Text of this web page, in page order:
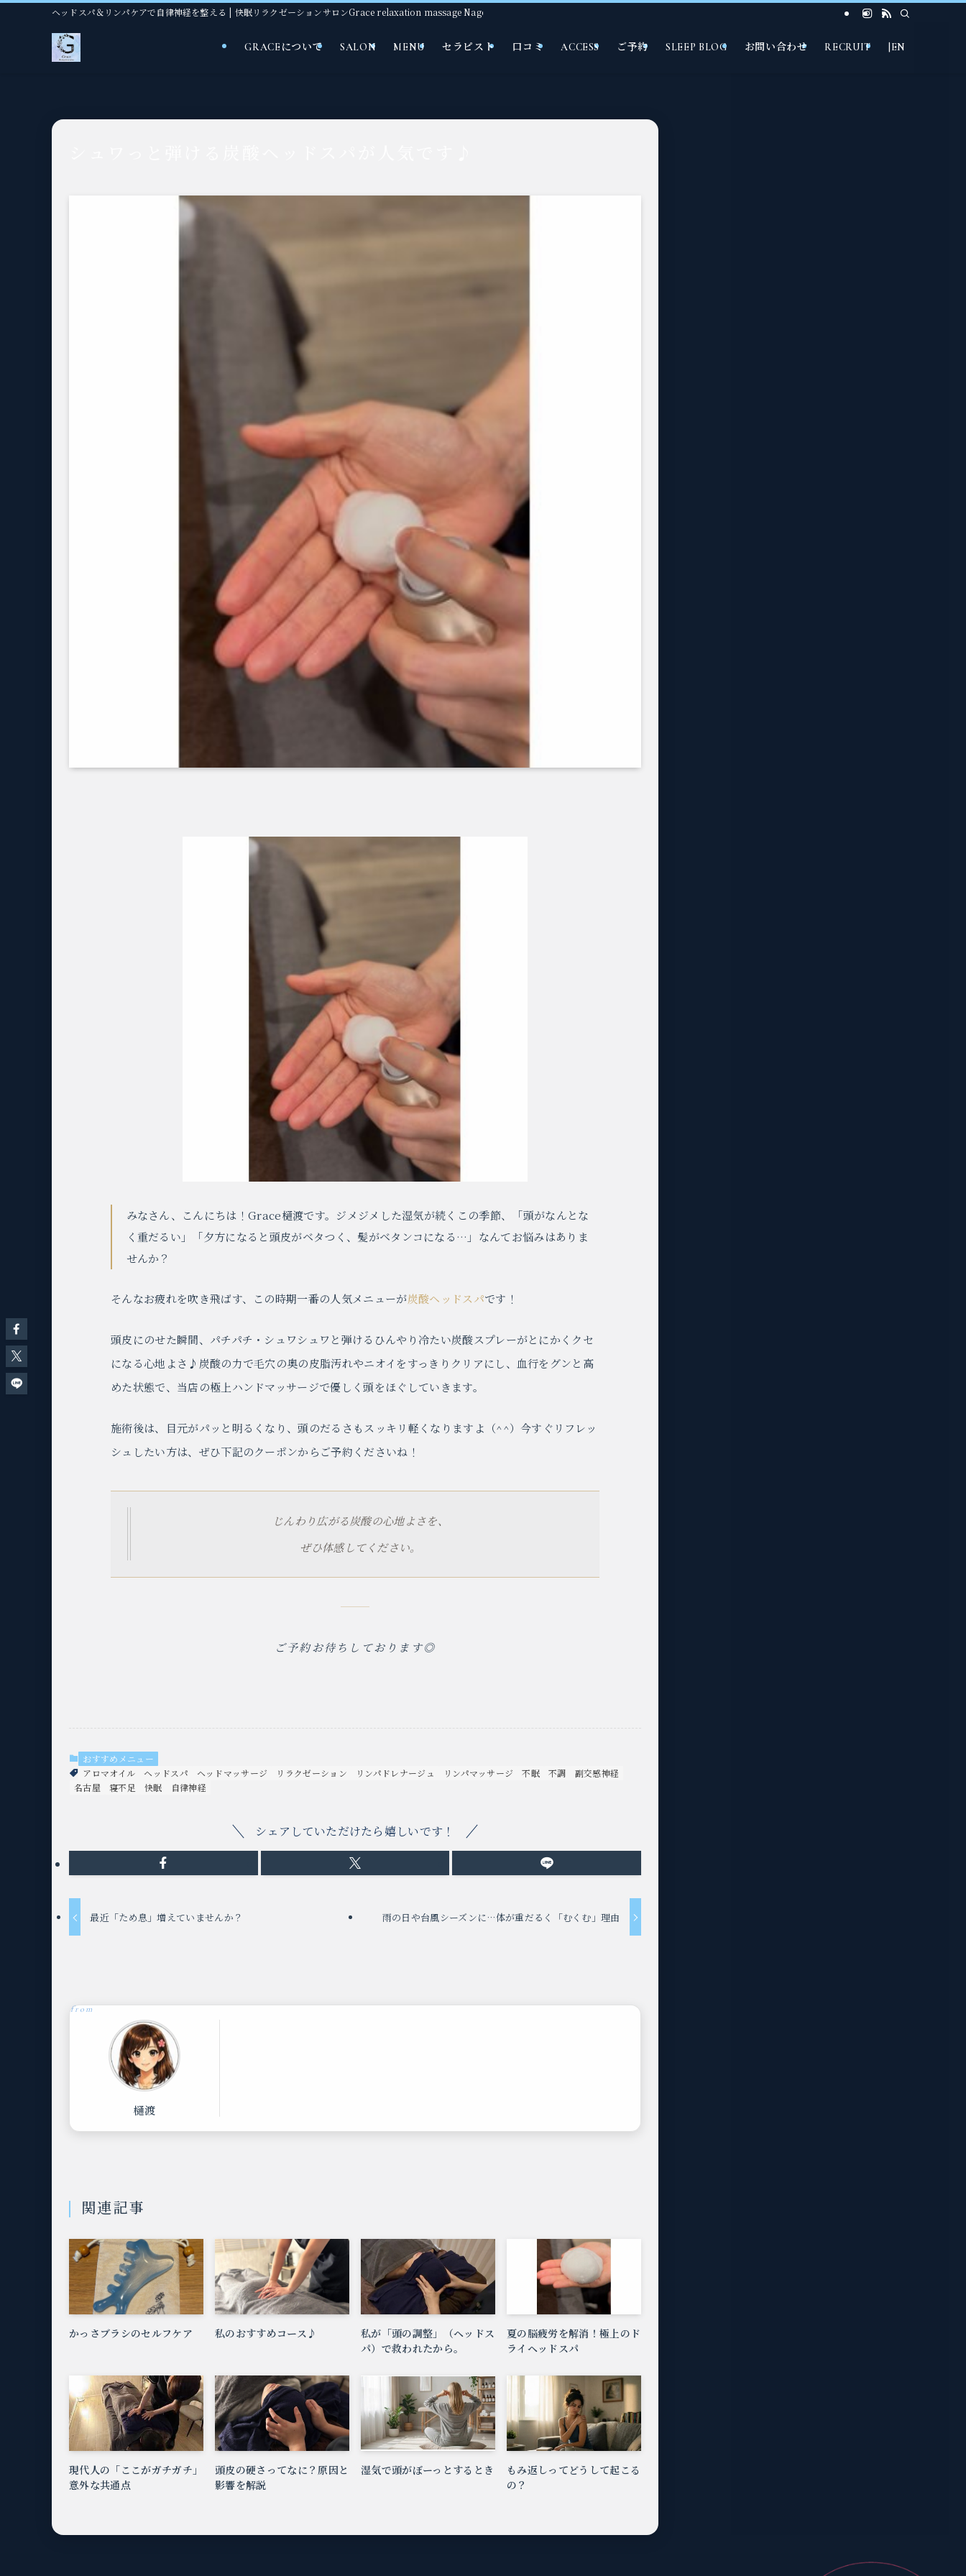
ヘッドスパ＆リンパケアで自律神経を整える | 快眠リラクゼーションサロンGrace relaxation massage Nagoya
GRACEについて SALON MENU セラピスト 口コミ ACCESS ご予約 SLEEP BLOG お問い合わせ RECRUIT |EN
みなさん、こんにちは！Grace樋渡です。ジメジメした湿気が続くこの季節、「頭がなんとな
く重だるい」「夕方になると頭皮がベタつく、髪がベタンコになる…」なんてお悩みはありま
せんか？
そんなお疲れを吹き飛ばす、この時期一番の人気メニューが炭酸ヘッドスパです！
頭皮にのせた瞬間、パチパチ・シュワシュワと弾けるひんやり冷たい炭酸スプレーがとにかくクセ
になる心地よさ♪炭酸の力で毛穴の奥の皮脂汚れやニオイをすっきりクリアにし、血行をグンと高
めた状態で、当店の極上ハンドマッサージで優しく頭をほぐしていきます。
施術後は、目元がパッと明るくなり、頭のだるさもスッキリ軽くなりますよ（^^）今すぐリフレッ
シュしたい方は、ぜひ下記のクーポンからご予約くださいね！
じんわり広がる炭酸の心地よさを、
ぜひ体感してください。
ご予約お待ちしております◎
おすすめメニュー
アロマオイル
ヘッドスパ ヘッドマッサージ リラクゼーション リンパドレナージュ リンパマッサージ 不眠 不調
副交感神経
名古屋
寝不足 快眠 自律神経
シェアしていただけたら嬉しいです！
最近「ため息」増えていませんか？ 雨の日や台風シーズンに…体が重だるく「むくむ」理由
樋渡
関連記事
かっさブラシのセルフケア 私のおすすめコース♪
私が「頭の調整」（ヘッドス
パ）で救われたから。
夏の脳疲労を解消！極上のド
ライヘッドスパ
現代人の「ここがガチガチ」
意外な共通点
頭皮の硬さってなに？原因と
影響を解説
湿気で頭がぼーっとするとき
もみ返しってどうして起こる
の？